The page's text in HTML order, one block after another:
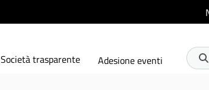
Adesione eventi
Società trasparente